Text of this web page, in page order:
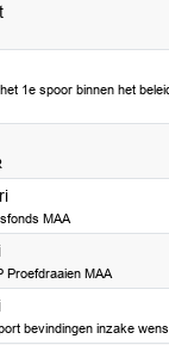
2024
1e spoor binnen het
2024
MAA
2024
Proefdraaien MAA
2024
bevindingen inzake